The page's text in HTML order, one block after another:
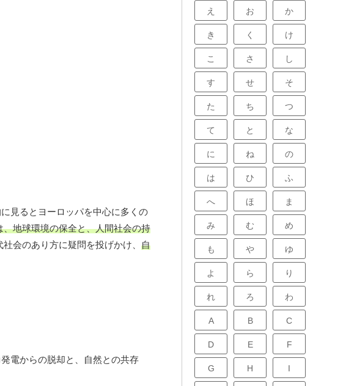
見るとヨーロッパを中心に多くの
地球環境の保全と、人間社会の持
会のあり方に疑問を投げかけ、 自
電からの脱却と、自然との共存
え お か
き く け
こ さ し
す せ そ
た ち つ
て と な
に ね の
は ひ ふ
へ ほ ま
み む め
も や ゆ
よ ら り
れ ろ わ
A B C
D E F
G H I